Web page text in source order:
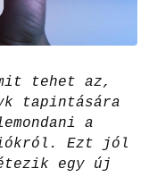
tehet az,
tapintására
a
Ezt jól
egy új